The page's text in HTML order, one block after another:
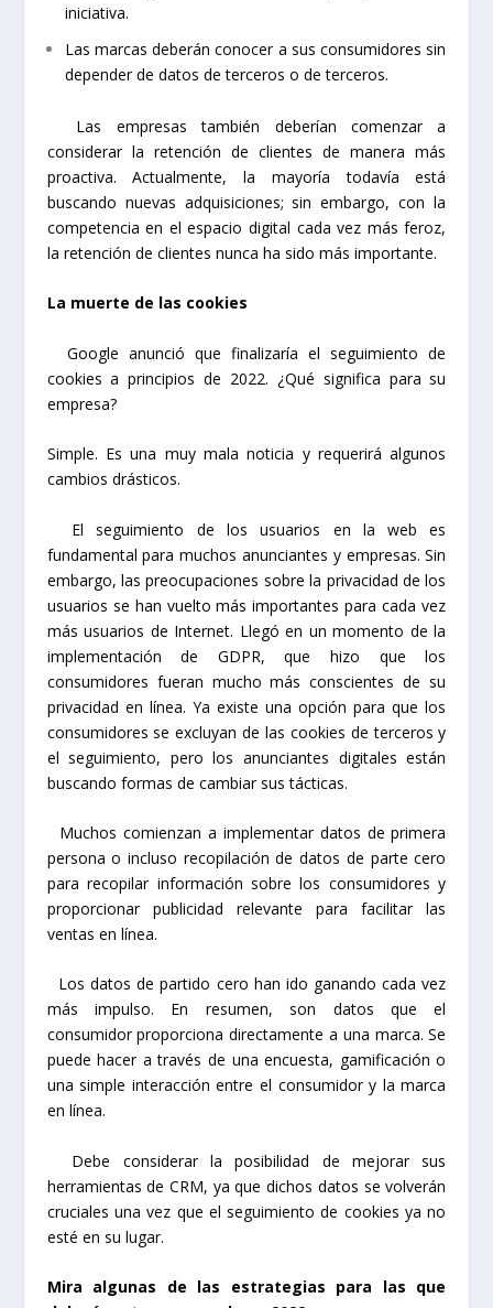
iniciativa.
Las marcas deberán conocer a sus consumidores sin
depender de datos de terceros o de terceros.
Las empresas también deberían comenzar a
considerar la retención de clientes de manera más
proactiva. Actualmente, la mayoría todavía está
buscando nuevas adquisiciones; sin embargo, con la
competencia en el espacio digital cada vez más feroz,
la retención de clientes nunca ha sido más importante.
La muerte de las cookies
Google anunció que finalizaría el seguimiento de
cookies a principios de 2022. ¿Qué significa para su
empresa?
Simple. Es una muy mala noticia y requerirá algunos
cambios drásticos.
El seguimiento de los usuarios en la web es
fundamental para muchos anunciantes y empresas. Sin
embargo, las preocupaciones sobre la privacidad de los
usuarios se han vuelto más importantes para cada vez
más usuarios de Internet. Llegó en un momento de la
implementación de GDPR, que hizo que los
consumidores fueran mucho más conscientes de su
privacidad en línea. Ya existe una opción para que los
consumidores se excluyan de las cookies de terceros y
el seguimiento, pero los anunciantes digitales están
buscando formas de cambiar sus tácticas.
Muchos comienzan a implementar datos de primera
persona o incluso recopilación de datos de parte cero
para recopilar información sobre los consumidores y
proporcionar publicidad relevante para facilitar las
ventas en línea.
Los datos de partido cero han ido ganando cada vez
más impulso. En resumen, son datos que el
consumidor proporciona directamente a una marca. Se
puede hacer a través de una encuesta, gamificación o
una simple interacción entre el consumidor y la marca
en línea.
Debe considerar la posibilidad de mejorar sus
herramientas de CRM, ya que dichos datos se volverán
cruciales una vez que el seguimiento de cookies ya no
esté en su lugar.
Mira algunas de las estrategias para las que